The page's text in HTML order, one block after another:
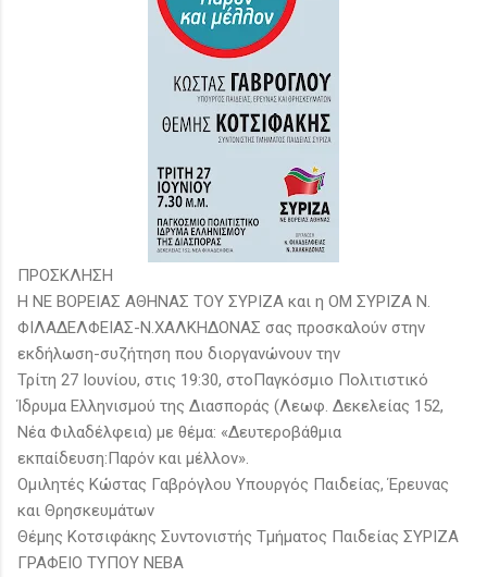
ΠΡΟΣΚΛΗΣΗ
Η ΝΕ ΒΟΡΕΙΑΣ ΑΘΗΝΑΣ ΤΟΥ ΣΥΡΙΖΑ και η ΟΜ ΣΥΡΙΖΑ Ν.
ΦΙΛΑΔΕΛΦΕΙΑΣ-Ν.ΧΑΛΚΗΔΟΝΑΣ σας προσκαλούν στην
εκδήλωση-συζήτηση που διοργανώνουν την
Τρίτη 27 Ιουνίου, στις 19:30, στοΠαγκόσμιο Πολιτιστικό
Ίδρυμα Ελληνισμού της Διασποράς (Λεωφ. Δεκελείας 152,
Νέα Φιλαδέλφεια) με θέμα: «Δευτεροβάθμια
εκπαίδευση:Παρόν και μέλλον».
Ομιλητές Κώστας Γαβρόγλου Υπουργός Παιδείας, Έρευνας
και Θρησκευμάτων
Θέμης Κοτσιφάκης Συντονιστής Τμήματος Παιδείας ΣΥΡΙΖΑ
ΓΡΑΦΕΙΟ ΤΥΠΟΥ ΝΕΒΑ